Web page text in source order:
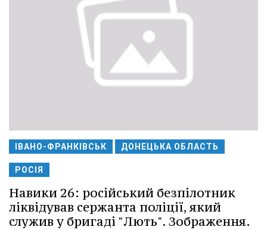
ІВАНО-ФРАНКІВСЬК ДОНЕЦЬКА ОБЛАСТЬ
РОСІЯ
Навики 26: російський безпілотник
ліквідував сержанта поліції, який
служив у бригаді "Лють". Зображення.